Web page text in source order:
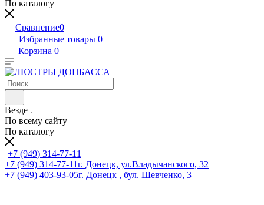
По каталогу
Сравнение0
Избранные товары 0
Корзина 0
Везде
По всему сайту
По каталогу
+7 (949) 314-77-11
+7 (949) 314-77-11г. Донецк, ул.Владычанского, 32
+7 (949) 403-93-05г. Донецк , бул. Шевченко, 3